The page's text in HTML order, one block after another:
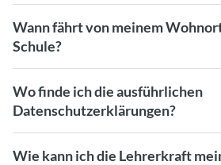
Wann fährt von meinem
Schule?
Wo finde ich die ausführlichen
Datenschutzerklärungen?
Wie kann ich die Lehrerkraft